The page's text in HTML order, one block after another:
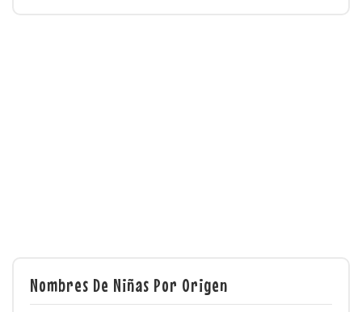
Nombres De Niñas Por Origen